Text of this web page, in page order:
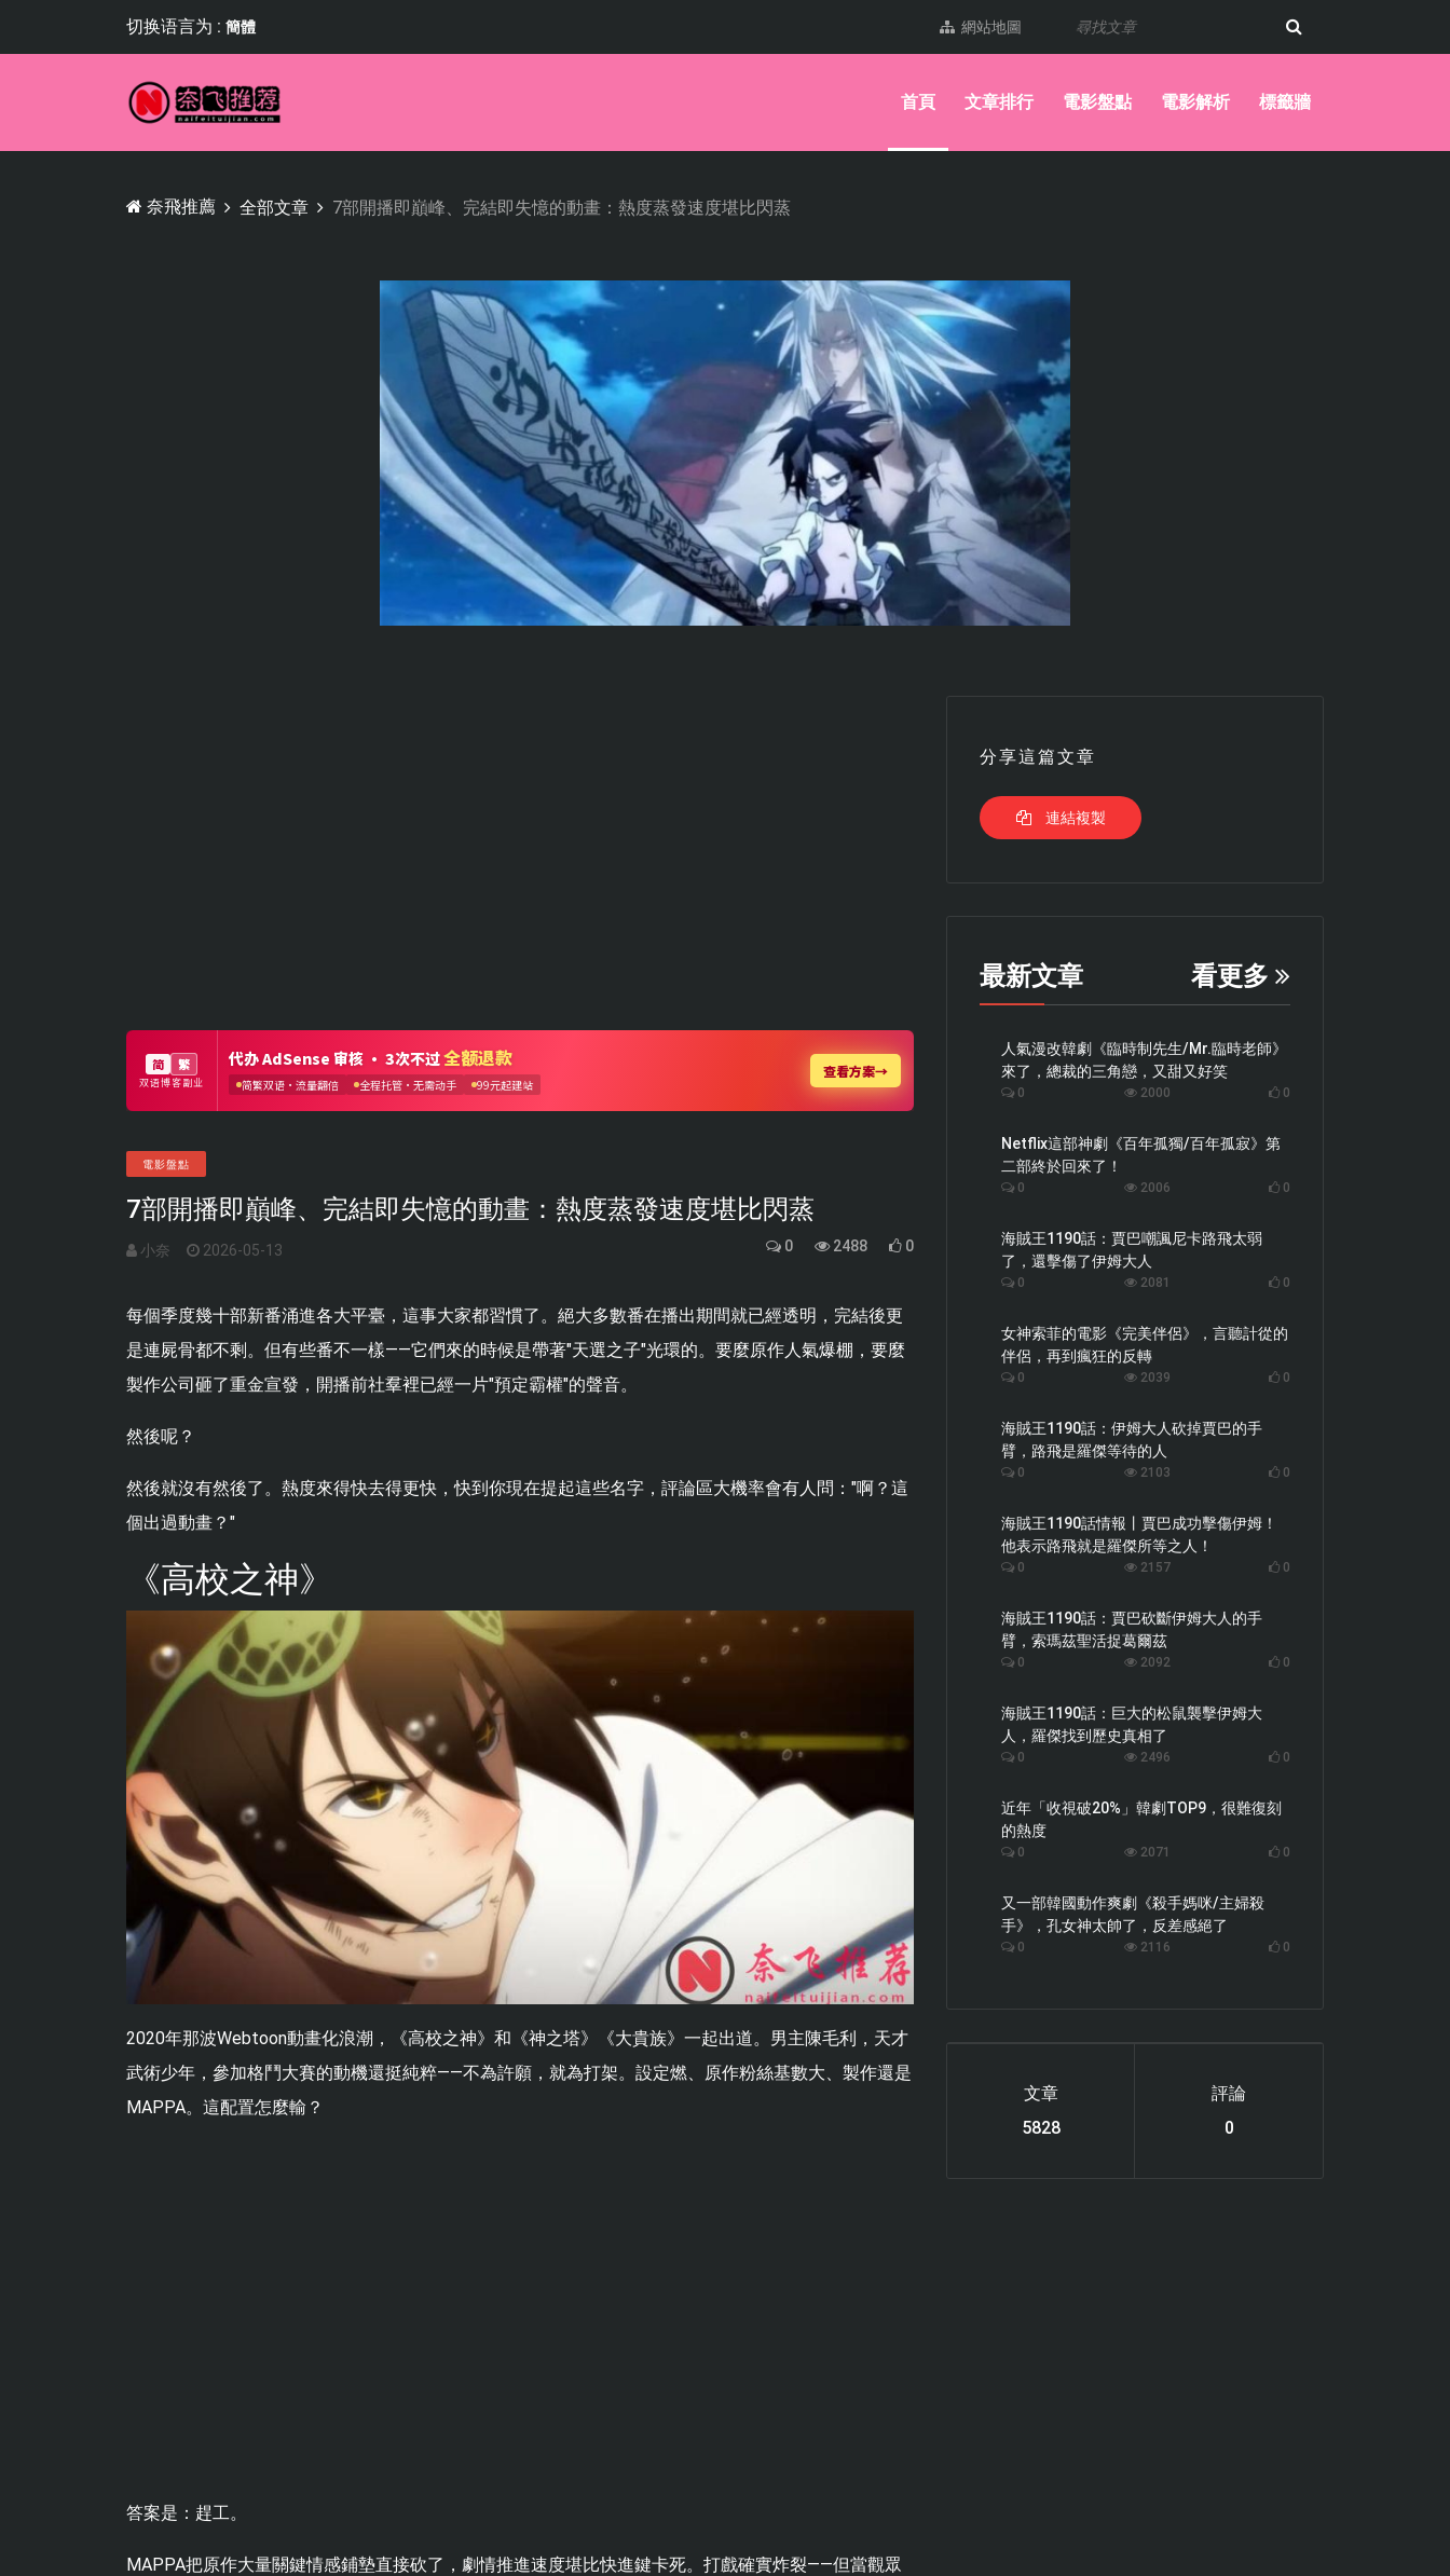
切换语言为 : 簡體 網站地圖
首頁 文章排行 電影盤點 電影解析 標籤牆
奈飛推薦 全部文章 7部開播即巔峰、完結即失憶的動畫：熱度蒸發速度堪比閃蒸
電影盤點
7部開播即巔峰、完結即失憶的動畫：熱度蒸發速度堪比閃蒸
小奈 2026-05-13 0 2488 0
每個季度幾十部新番涌進各大平臺，這事大家都習慣了。絕大多數番在播出期間就已經透明，完結後更
是連屍骨都不剩。但有些番不一樣——它們來的時候是帶著"天選之子"光環的。要麼原作人氣爆棚，要麼
製作公司砸了重金宣發，開播前社羣裡已經一片"預定霸權"的聲音。
然後呢？
然後就沒有然後了。熱度來得快去得更快，快到你現在提起這些名字，評論區大機率會有人問："啊？這
個出過動畫？"
《高校之神》
2020年那波Webtoon動畫化浪潮，《高校之神》和《神之塔》《大貴族》一起出道。男主陳毛利，天才
武術少年，參加格鬥大賽的動機還挺純粹——不為許願，就為打架。設定燃、原作粉絲基數大、製作還是
MAPPA。這配置怎麼輸？
答案是：趕工。
MAPPA把原作大量關鍵情感鋪墊直接砍了，劇情推進速度堪比快進鍵卡死。打戲確實炸裂——但當觀眾
分享這篇文章
連結複製
最新文章 看更多
人氣漫改韓劇《臨時制先生/Mr.臨時老師》
來了，總裁的三角戀，又甜又好笑
0 2000 0
Netflix這部神劇《百年孤獨/百年孤寂》第
二部終於回來了！
0 2006 0
海賊王1190話：賈巴嘲諷尼卡路飛太弱
了，還擊傷了伊姆大人
0 2081 0
女神索菲的電影《完美伴侶》，言聽計從的
伴侶，再到瘋狂的反轉
0 2039 0
海賊王1190話：伊姆大人砍掉賈巴的手
臂，路飛是羅傑等待的人
0 2103 0
海賊王1190話情報丨賈巴成功擊傷伊姆！
他表示路飛就是羅傑所等之人！
0 2157 0
海賊王1190話：賈巴砍斷伊姆大人的手
臂，索瑪茲聖活捉葛爾茲
0 2092 0
海賊王1190話：巨大的松鼠襲擊伊姆大
人，羅傑找到歷史真相了
0 2496 0
近年「收視破20%」韓劇TOP9，很難復刻
的熱度
0 2071 0
又一部韓國動作爽劇《殺手媽咪/主婦殺
手》，孔女神太帥了，反差感絕了
0 2116 0
文章
6114
評論
0